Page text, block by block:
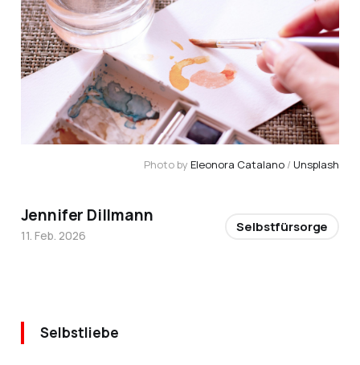
Photo by Eleonora Catalano / Unsplash
Selbstliebe
Jennifer Dillmann
11. Feb. 2026
Selbstfürsorge